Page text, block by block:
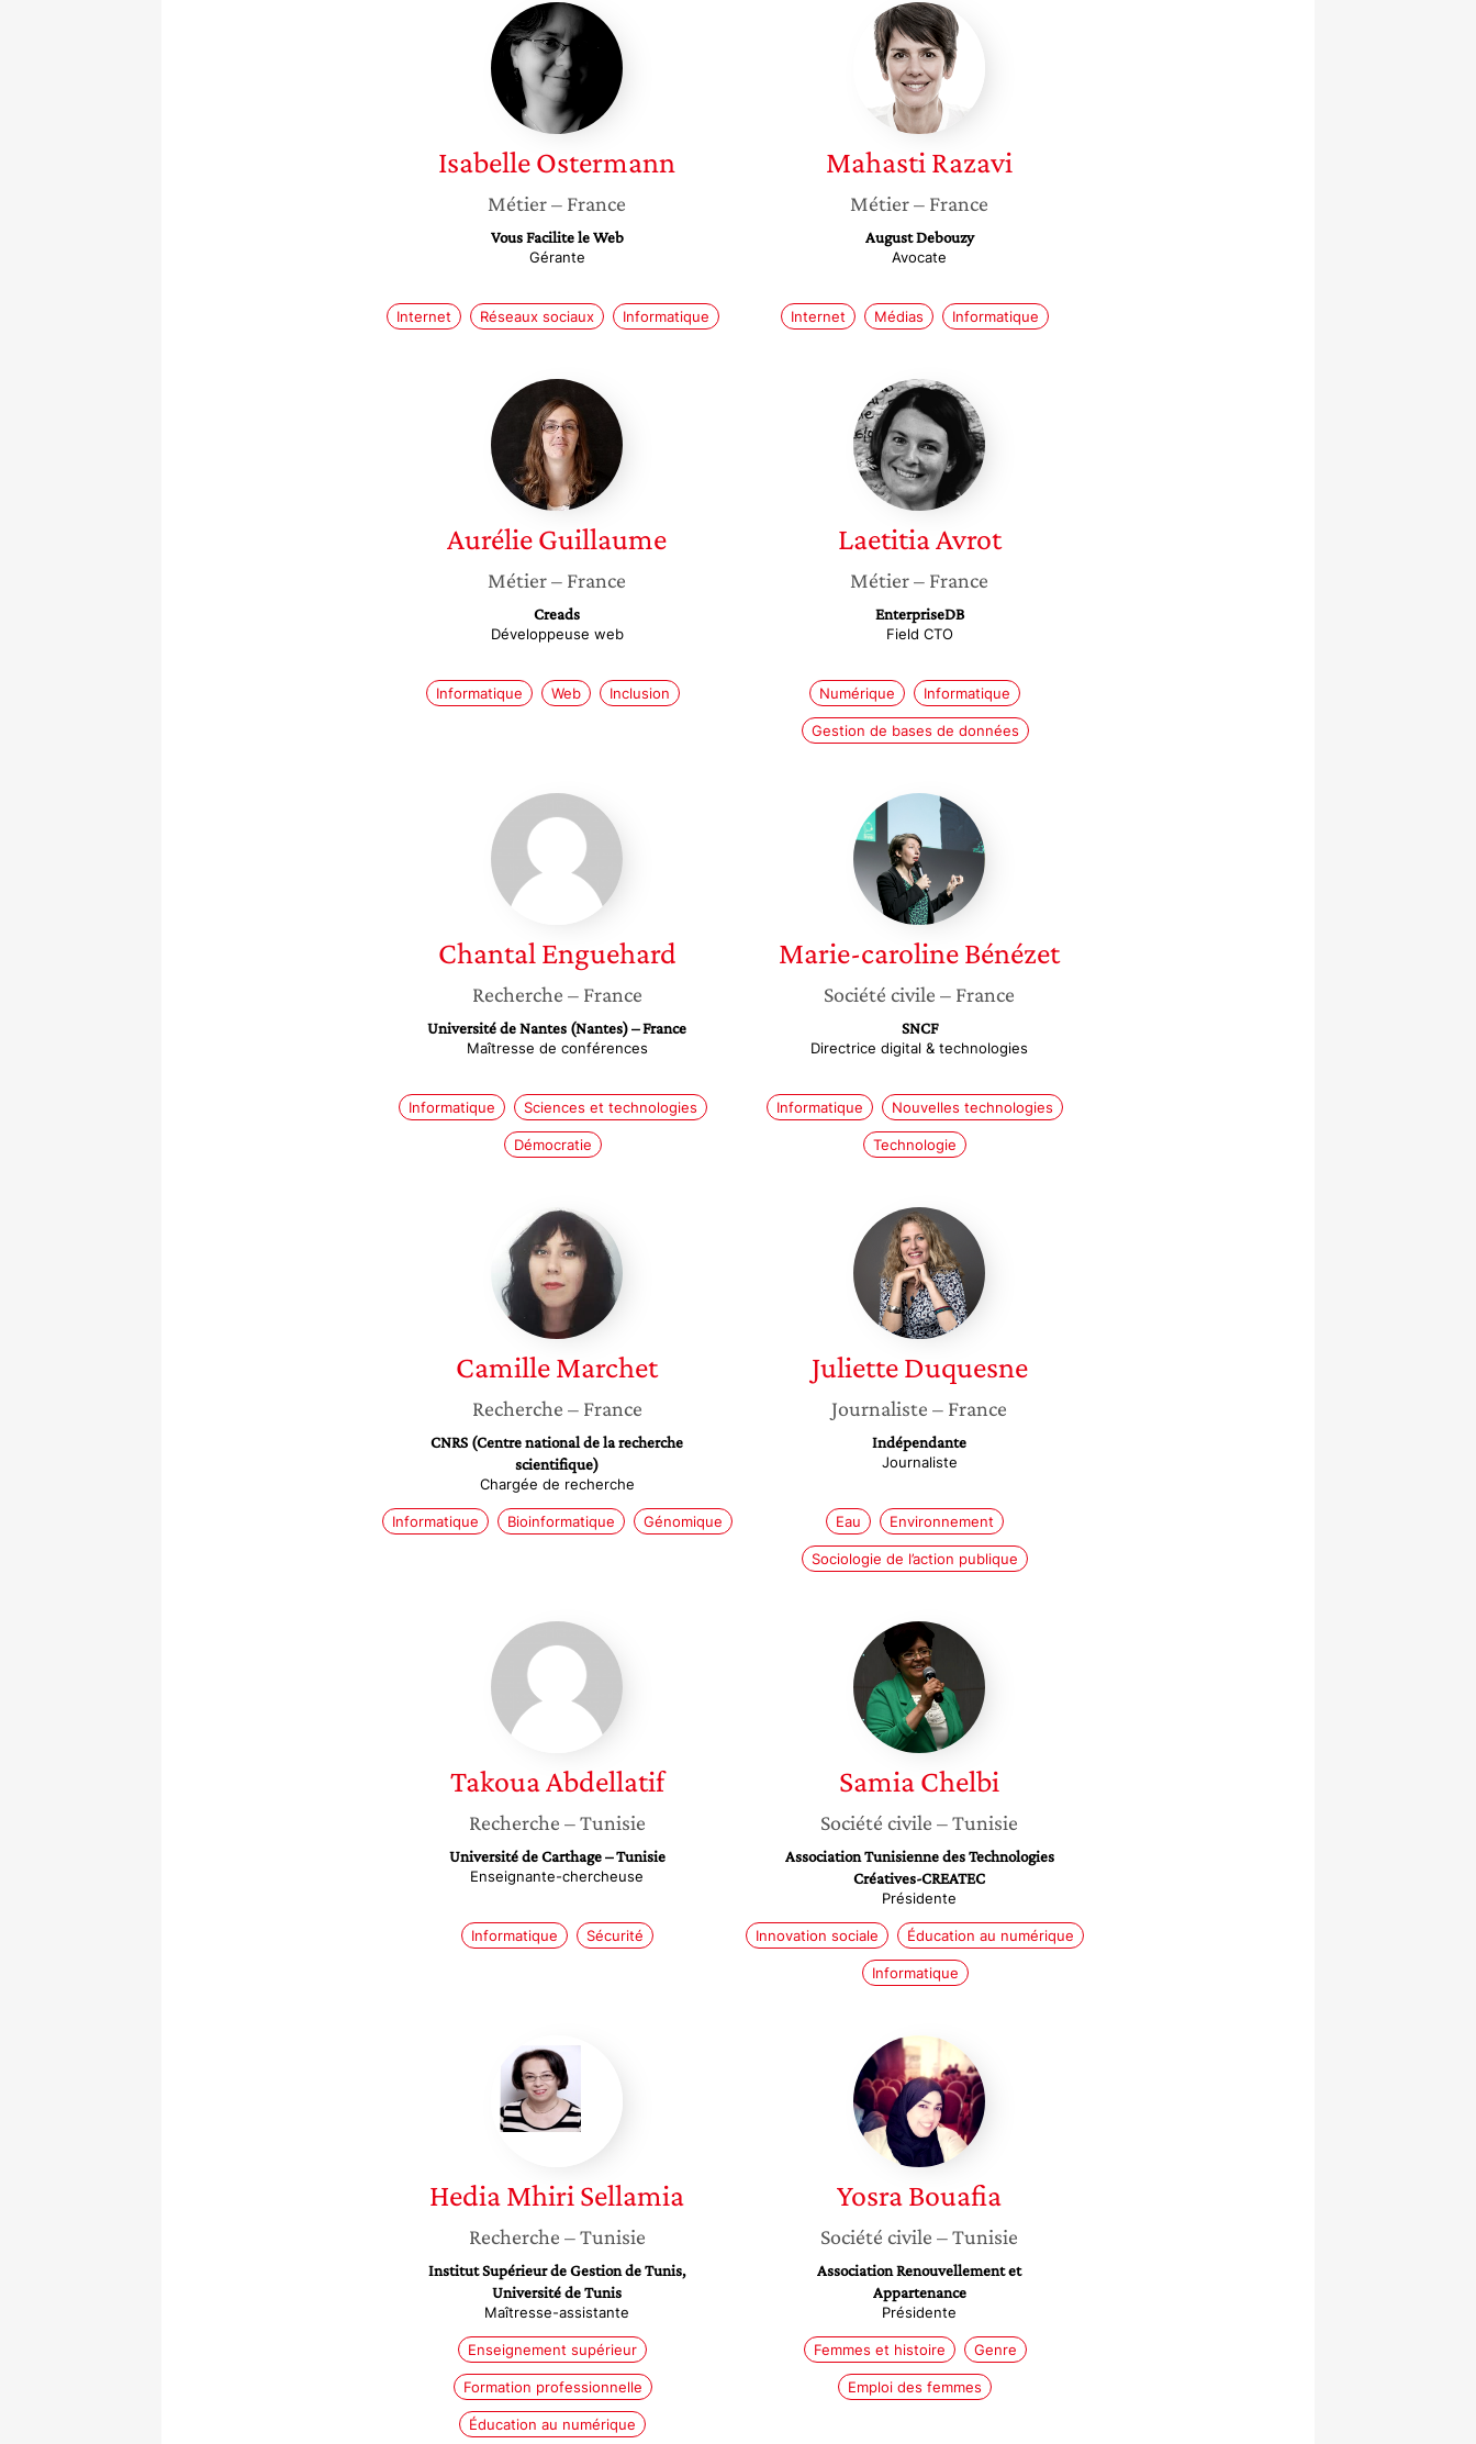
Isabelle
Ostermann
IsabelleOstermann
Métier– France
Vous Facilite le Web
Gérante
Internet Réseaux sociaux Informatique
Mahasti
Razavi
Mahasti Razavi
Métier– France
August Debouzy
Avocate
Internet Médias Informatique
Aurélie
Guillaume
AurélieGuillaume
Métier– France
Creads
Développeuse web
Informatique Web Inclusion
Laetitia
Avrot
LaetitiaAvrot
Métier– France
EnterpriseDB
Field CTO
Numérique Informatique
Gestion de bases de données
Chantal
Enguehard
Chantal Enguehard
Recherche – France
Université de Nantes (Nantes) – France
Maîtresse de conférences
Informatique Sciences et technologies
Démocratie
Marie-
caroline
Bénézet
Marie-carolineBénézet
Société civile – France
SNCF
Directrice digital & technologies
Informatique Nouvelles technologies
Technologie
Camille
Marchet
CamilleMarchet
Recherche – France
CNRS (Centre national de la recherche
scientifique)
Chargée de recherche
Informatique Bioinformatique Génomique
Juliette
Duquesne
Juliette Duquesne
Journaliste – France
Indépendante
Journaliste
Eau Environnement
Sociologie de l’action publique
Takoua
Abdellatif
TakouaAbdellatif
Recherche – Tunisie
Université de Carthage – Tunisie
Enseignante-chercheuse
Informatique Sécurité
Samia
Chelbi
SamiaChelbi
Société civile – Tunisie
Association Tunisienne des Technologies
Créatives-CREATEC
Présidente
Innovation sociale Éducation au numérique
Informatique
Hedia
Mhiri
Sellamia
HediaMhiri Sellamia
Recherche – Tunisie
Institut Supérieur de Gestion de Tunis,
Université de Tunis
Maîtresse-assistante
Enseignement supérieur
Formation professionnelle
Éducation au numérique
Yosra
Bouafia
YosraBouafia
Société civile – Tunisie
Association Renouvellement et
Appartenance
Présidente
Femmes et histoire Genre
Emploi des femmes